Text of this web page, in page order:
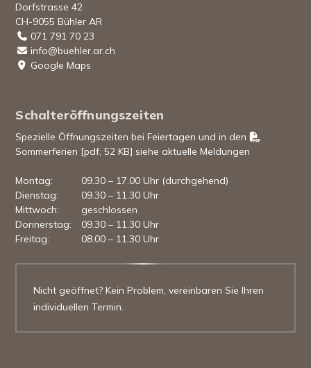
Dorfstrasse 42
CH-9055 Bühler AR
071 791 70 23
info@buehler.ar.ch
Google Maps
Schalteröffnungszeiten
Spezielle Öffnungszeiten bei Feiertagen und in den
Sommerferien [pdf, 52 KB] siehe aktuelle Meldungen
Montag:
09.30 – 17.00 Uhr (durchgehend)
Dienstag:
09.30 – 11.30 Uhr
Mittwoch:
geschlossen
Donnerstag:
09.30 – 11.30 Uhr
Freitag: 08.00 – 11.30 Uhr
Nicht geöffnet? Kein Problem, vereinbaren Sie Ihren
individuellen Termin.